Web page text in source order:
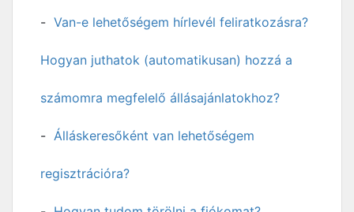
Van-e lehetőségem hírlevél feliratkozásra?
Hogyan juthatok (automatikusan) hozzá a
számomra megfelelő állásajánlatokhoz?
Álláskeresőként van lehetőségem
regisztrációra?